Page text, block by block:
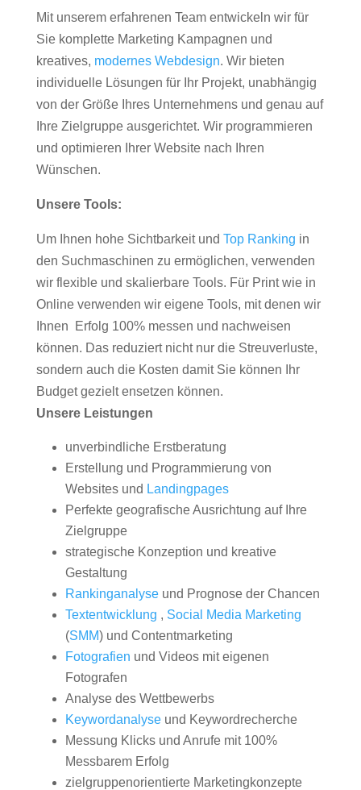
Mit unserem erfahrenen Team entwickeln wir für
Sie komplette Marketing Kampagnen und
kreatives, modernes Webdesign. Wir bieten
individuelle Lösungen für Ihr Projekt, unabhängig
von der Größe Ihres Unternehmens und genau auf
Ihre Zielgruppe ausgerichtet. Wir programmieren
und optimieren Ihrer Website nach Ihren
Wünschen.
Unsere Tools:
Um Ihnen hohe Sichtbarkeit und Top Ranking in
den Suchmaschinen zu ermöglichen, verwenden
wir flexible und skalierbare Tools. Für Print wie in
Online verwenden wir eigene Tools, mit denen wir
Ihnen Erfolg 100% messen und nachweisen
können. Das reduziert nicht nur die Streuverluste,
sondern auch die Kosten damit Sie können Ihr
Budget gezielt ensetzen können.
Unsere Leistungen
unverbindliche Erstberatung
Erstellung und Programmierung von
Websites und Landingpages
Perfekte geografische Ausrichtung auf Ihre
Zielgruppe
strategische Konzeption und kreative
Gestaltung
Rankinganalyseund Prognose der Chancen
Textentwicklung , Social Media Marketing
(SMM) und Contentmarketing
Fotografien und Videos mit eigenen
Fotografen
Analyse des Wettbewerbs
Keywordanalyseund Keywordrecherche
Messung Klicks und Anrufe mit 100%
Messbarem Erfolg
zielgruppenorientierte Marketingkonzepte